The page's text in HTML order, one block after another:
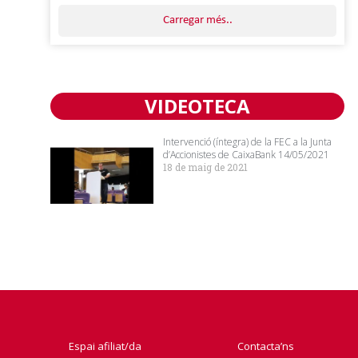
Carregar més..
VIDEOTECA
Intervenció (íntegra) de la FEC a la Junta
d’Accionistes de CaixaBank 14/05/2021
18 de maig de 2021
Espai afiliat/da Contacta’ns